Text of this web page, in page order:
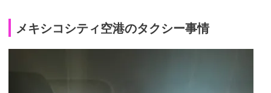
メキシコシティ空港のタクシー事情